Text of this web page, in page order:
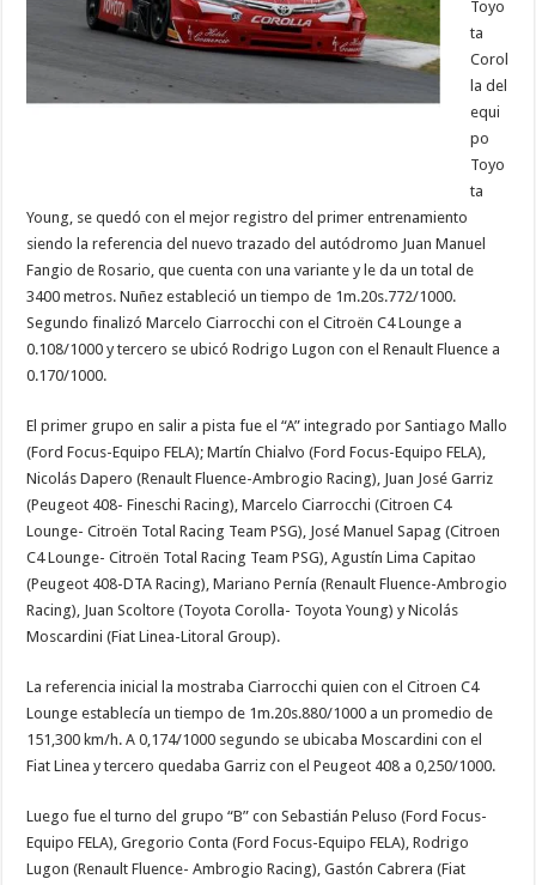
Toyo
ta
Corol
la del
equi
po
Toyo
ta
Young, se quedó con el mejor registro del primer entrenamiento
siendo la referencia del nuevo trazado del autódromo Juan Manuel
Fangio de Rosario, que cuenta con una variante y le da un total de
3400 metros. Nuñez estableció un tiempo de 1m.20s.772/1000.
Segundo finalizó Marcelo Ciarrocchi con el Citroën C4 Lounge a
0.108/1000 y tercero se ubicó Rodrigo Lugon con el Renault Fluence a
0.170/1000.
El primer grupo en salir a pista fue el “A” integrado por Santiago Mallo
(Ford Focus-Equipo FELA); Martín Chialvo (Ford Focus-Equipo FELA),
Nicolás Dapero (Renault Fluence-Ambrogio Racing), Juan José Garriz
(Peugeot 408- Fineschi Racing), Marcelo Ciarrocchi (Citroen C4
Lounge- Citroën Total Racing Team PSG), José Manuel Sapag (Citroen
C4 Lounge- Citroën Total Racing Team PSG), Agustín Lima Capitao
(Peugeot 408-DTA Racing), Mariano Pernía (Renault Fluence-Ambrogio
Racing), Juan Scoltore (Toyota Corolla- Toyota Young) y Nicolás
Moscardini (Fiat Linea-Litoral Group).
La referencia inicial la mostraba Ciarrocchi quien con el Citroen C4
Lounge establecía un tiempo de 1m.20s.880/1000 a un promedio de
151,300 km/h. A 0,174/1000 segundo se ubicaba Moscardini con el
Fiat Linea y tercero quedaba Garriz con el Peugeot 408 a 0,250/1000.
Luego fue el turno del grupo “B” con Sebastián Peluso (Ford Focus-
Equipo FELA), Gregorio Conta (Ford Focus-Equipo FELA), Rodrigo
Lugon (Renault Fluence- Ambrogio Racing), Gastón Cabrera (Fiat